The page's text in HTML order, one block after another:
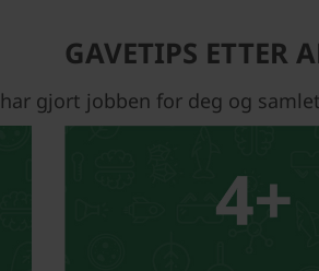
GAVETIPS ETTER
gjort jobben for deg og